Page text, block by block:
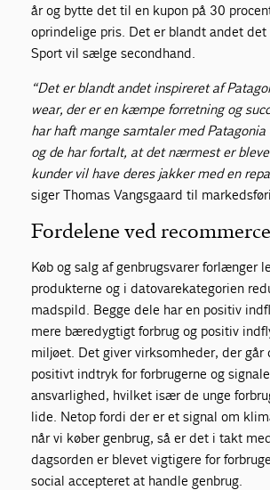
år og bytte det til en kupon på 30
oprindelige pris. Det er blandt andet det
Sport vil sælge secondhand.
“Det er blandt andet inspireret af
wear, der er en kæmpe forretning og
har haft mange samtaler med
og de har fortalt, at det nærmest er
kunder vil have deres jakker med en
siger Thomas Vangsgaard til
Fordelene ved recommerce
Køb og salg af genbrugsvarer forlænger
produkterne og i datovarekategorien
madspild. Begge dele har en positiv
mere bæredygtigt forbrug og positiv
miljøet. Det giver virksomheder, der går
positivt indtryk for forbrugerne og
ansvarlighed, hvilket især de unge
lide. Netop fordi der er et signal om
når vi køber genbrug, så er det i takt
dagsorden er blevet vigtigere for
social accepteret at handle genbrug.